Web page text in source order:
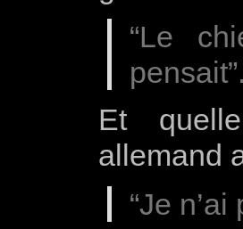
“Le
pensait”.
Et
allemand
“Je